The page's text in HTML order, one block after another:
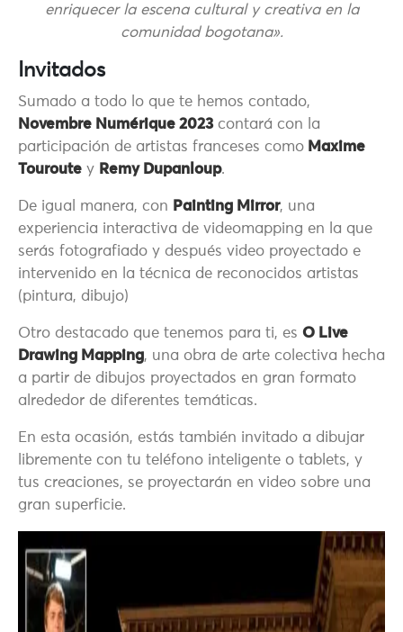
enriquecer la escena cultural y creativa en la
comunidad bogotana».
Invitados
Sumado a todo lo que te hemos contado,
Novembre Numérique 2023contará con la
participación de artistas franceses como Maxime
Touroute y Remy Dupanloup.
De igual manera, con Painting Mirror, una
experiencia interactiva de videomapping en la que
serás fotografiado y después video proyectado e
intervenido en la técnica de reconocidos artistas
(pintura, dibujo)
Otro destacado que tenemos para ti, es O Live
Drawing Mapping, una obra de arte colectiva hecha
a partir de dibujos proyectados en gran formato
alrededor de diferentes temáticas.
En esta ocasión, estás también invitado a dibujar
libremente con tu teléfono inteligente o tablets, y
tus creaciones, se proyectarán en video sobre una
gran superficie.